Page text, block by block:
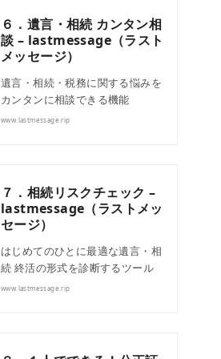
６．遺言・相続 カンタン相
談 – lastmessage（ラスト
メッセージ）
遺言・相続・税務に関する悩みを
カンタンに相談できる機能
www.lastmessage.rip
７．相続リスクチェック –
lastmessage（ラストメッ
セージ）
はじめてのひとに最適な遺言・相
続 終活の形式を診断するツール
www.lastmessage.rip